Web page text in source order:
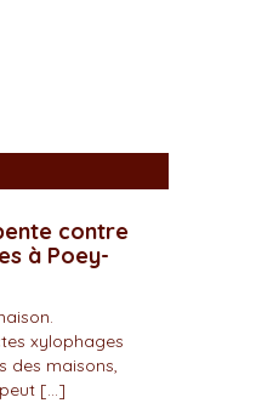
contre
à Poey-
xylophages
des maisons,
[…]